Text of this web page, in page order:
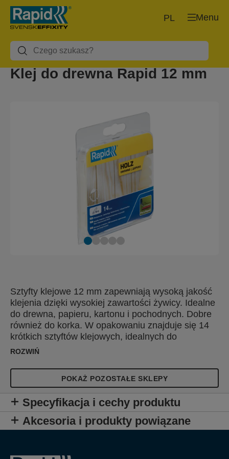
Menu
PL
Klej do drewna Rapid 12 mm
Sztyfty klejowe 12 mm zapewniają wysoką jakość
klejenia dzięki wysokiej zawartości żywicy. Idealne
do drewna, papieru, kartonu i pochodnych. Dobre
również do korka. W opakowaniu znajduje się 14
krótkich sztyftów klejowych, idealnych do
mocowania i napraw.
ROZWIŃ
POKAŻ POZOSTAŁE SKLEPY
Specyfikacja i cechy produktu
Akcesoria i produkty powiązane